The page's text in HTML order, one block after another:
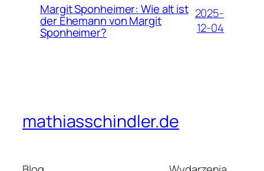
Margit Sponheimer: Wie alt ist
der Ehemann von Margit
Sponheimer?
2025-
12-04
mathiasschindler.de